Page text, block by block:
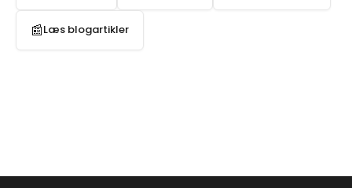
📰Læs blogartikler